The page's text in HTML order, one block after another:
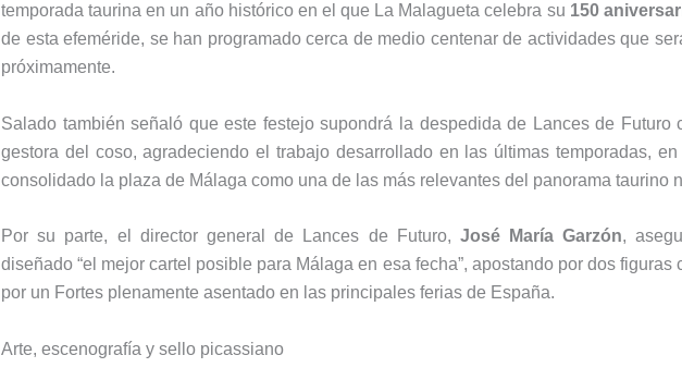
temporada taurina en un año histórico en el que La Malagueta celebra su 150
de esta efeméride, se han programado cerca de medio centenar de actividades que
próximamente.
Salado también señaló que este festejo supondrá la despedida de Lances de Futuro
gestora del coso, agradeciendo el trabajo desarrollado en las últimas temporadas,
consolidado la plaza de Málaga como una de las más relevantes del panorama taurino
Por su parte, el director general de Lances de Futuro, José María Garzón,
diseñado “el mejor cartel posible para Málaga en esa fecha”, apostando por dos figuras
por un Fortes plenamente asentado en las principales ferias de España.
Arte, escenografía y sello picassiano